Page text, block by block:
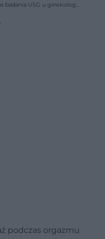
badania USG u ginekologa,
badań HCG i
podczas orgazmu